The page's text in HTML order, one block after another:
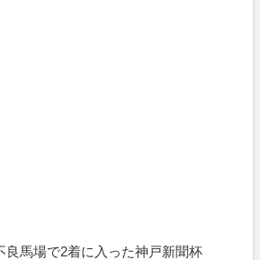
馬場で2着に入った神戸新聞杯